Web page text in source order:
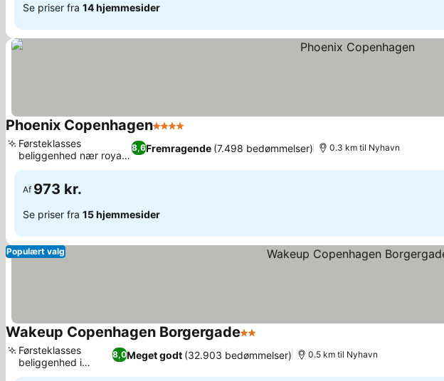
Se priser fra 14 hjemmesider
Phoenix Copenhagen4 Stjerner
8,6Fremragende (7.498 bedømmelser)
Førsteklasses
beliggenhed nær royale
vartegn
0.3 km til Nyhavn
Af 973 kr.
Se priser fra 15 hjemmesider
Populært valg
Wakeup Copenhagen Borgergade2 Stjerner
8,0Meget godt (32.903 bedømmelser)
Førsteklasses
beliggenhed i
centrum
0.5 km til Nyhavn